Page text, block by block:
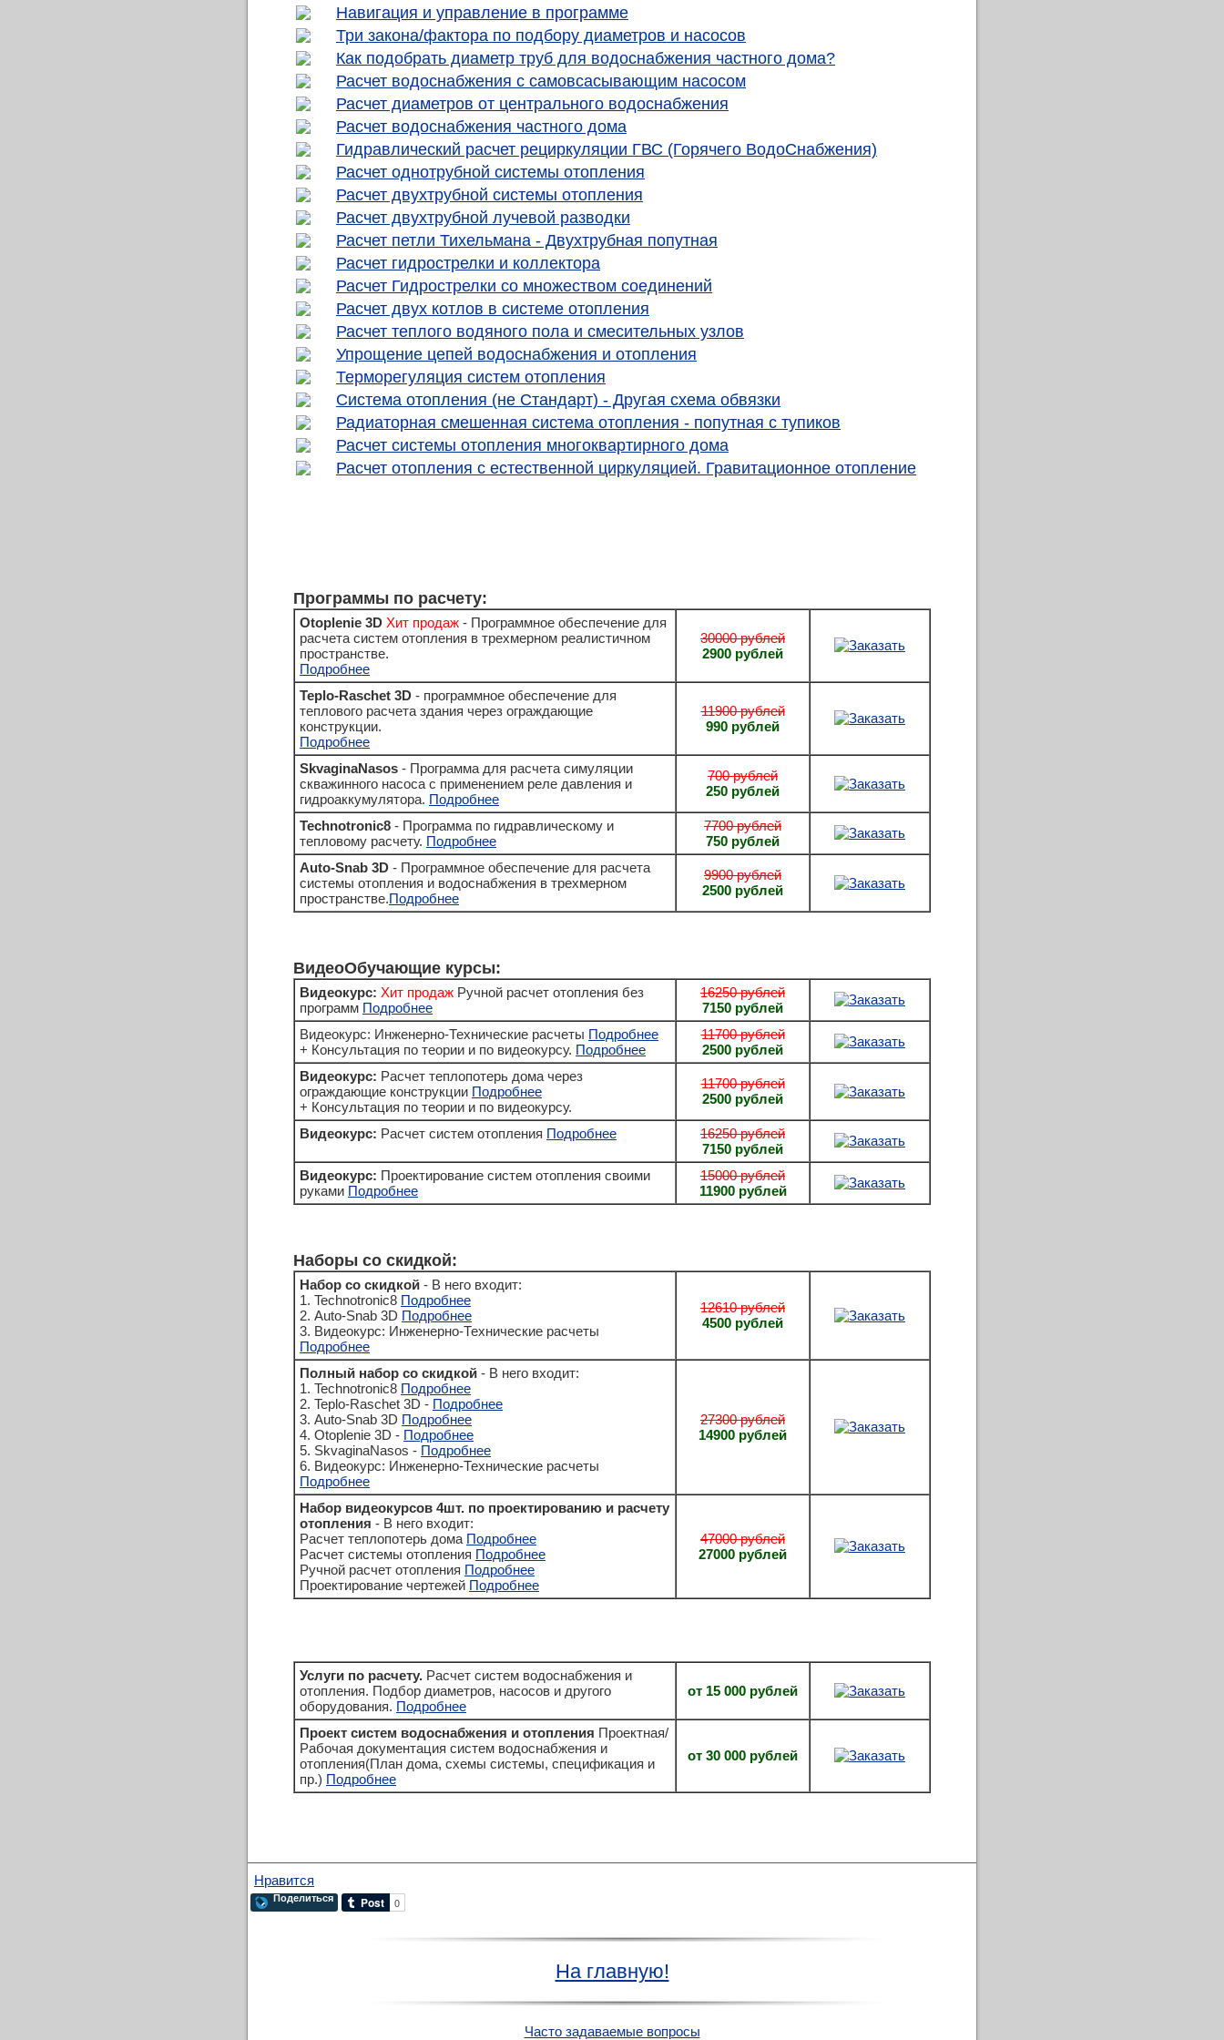
Навигация и управление в программе
Три закона/фактора по подбору диаметров и насосов
Как подобрать диаметр труб для водоснабжения частного дома?
Расчет водоснабжения с самовсасывающим насосом
Расчет диаметров от центрального водоснабжения
Расчет водоснабжения частного дома
Гидравлический расчет рециркуляции ГВС (Горячего ВодоСнабжения)
Расчет однотрубной системы отопления
Расчет двухтрубной системы отопления
Расчет двухтрубной лучевой разводки
Расчет петли Тихельмана - Двухтрубная попутная
Расчет гидрострелки и коллектора
Расчет Гидрострелки со множеством соединений
Расчет двух котлов в системе отопления
Расчет теплого водяного пола и смесительных узлов
Упрощение цепей водоснабжения и отопления
Терморегуляция систем отопления
Система отопления (не Стандарт) - Другая схема обвязки
Радиаторная смешенная система отопления - попутная с тупиков
Расчет системы отопления многоквартирного дома
Расчет отопления с естественной циркуляцией. Гравитационное отопление
Программы по расчету:
Otoplenie 3D Хит продаж - Программное обеспечение для
расчета систем отопления в трехмерном реалистичном
пространстве.
Подробнее
30000 рублей
2900 рублей
Teplo-Raschet 3D - программное обеспечение для
теплового расчета здания через ограждающие
конструкции.
Подробнее
11900 рублей
990 рублей
SkvaginaNasos - Программа для расчета симуляции
скважинного насоса с применением реле давления и
гидроаккумулятора. Подробнее
700 рублей
250 рублей
Technotronic8 - Программа по гидравлическому и
тепловому расчету. Подробнее
7700 рублей
750 рублей
Auto-Snab 3D - Программное обеспечение для расчета
системы отопления и водоснабжения в трехмерном
пространстве.Подробнее
9900 рублей
2500 рублей
ВидеоОбучающие курсы:
Видеокурс: Хит продаж Ручной расчет отопления без
программ Подробнее
16250 рублей
7150 рублей
Видеокурс: Инженерно-Технические расчеты Подробнее
+ Консультация по теории и по видеокурсу. Подробнее
11700 рублей
2500 рублей
Видеокурс: Расчет теплопотерь дома через
ограждающие конструкции Подробнее
+ Консультация по теории и по видеокурсу.
11700 рублей
2500 рублей
Видеокурс: Расчет систем отопления Подробнее
16250 рублей
7150 рублей
Видеокурс: Проектирование систем отопления своими
руками Подробнее
15000 рублей
11900 рублей
Наборы со скидкой:
Набор со скидкой - В него входит:
1. Technotronic8 Подробнее
2. Auto-Snab 3D Подробнее
3. Видеокурс: Инженерно-Технические расчеты
Подробнее
12610 рублей
4500 рублей
Полный набор со скидкой - В него входит:
1. Technotronic8 Подробнее
2. Teplo-Raschet 3D - Подробнее
3. Auto-Snab 3D Подробнее
4. Otoplenie 3D - Подробнее
5. SkvaginaNasos - Подробнее
6. Видеокурс: Инженерно-Технические расчеты
Подробнее
27300 рублей
14900 рублей
Набор видеокурсов 4шт. по проектированию и расчету
отопления - В него входит:
Расчет теплопотерь дома Подробнее
Расчет системы отопления Подробнее
Ручной расчет отопления Подробнее
Проектирование чертежей Подробнее
47000 рублей
27000 рублей
Услуги по расчету. Расчет систем водоснабжения и
отопления. Подбор диаметров, насосов и другого
оборудования. Подробнее
от 15 000 рублей
Проект систем водоснабжения и отопления Проектная/
Рабочая документация систем водоснабжения и
отопления(План дома, схемы системы, спецификация и
пр.) Подробнее
от 30 000 рублей
Нравится
Поделиться
На главную!
Часто задаваемые вопросы